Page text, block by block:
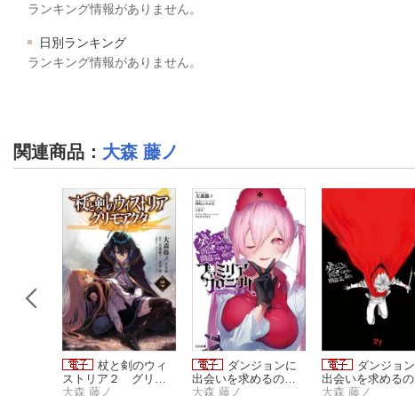
ランキング情報がありません。
日別ランキング
ランキング情報がありません。
関連商品 ： 大森 藤ノ
杖と剣のウィ
ストリア２ グリモ
アクタ ー土の姫君
大森 藤ノ
ダンジョンに
出会いを求めるのは
間違っているだろう
大森 藤ノ
ダンジョ
出会いを求めるの
間違っているだろ
大森 藤ノ